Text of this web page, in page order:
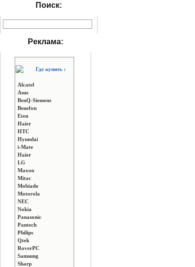
Поиск:
Реклама:
Где купить :
Alcatel
Asus
BenQ-Siemens
Benefon
Eten
Haier
HTC
Hyundai
i-Mate
Haier
LG
Maxon
Mitac
Mobiado
Motorola
NEC
Nokia
Panasonic
Pantech
Philips
Qtek
RoverPC
Samsung
Sharp